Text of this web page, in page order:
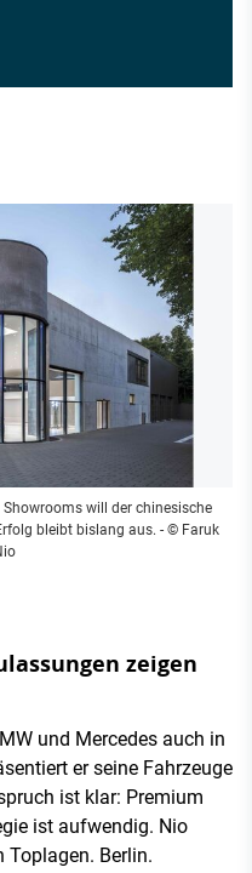
will der chinesische
bleibt bislang aus. - © Faruk
zeigen
und Mercedes auch in
er seine Fahrzeuge
ist klar: Premium
ist aufwendig. Nio
Toplagen. Berlin.